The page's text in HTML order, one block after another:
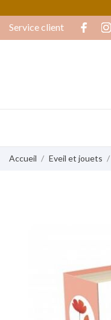
Service client
Accueil Eveil et jouets